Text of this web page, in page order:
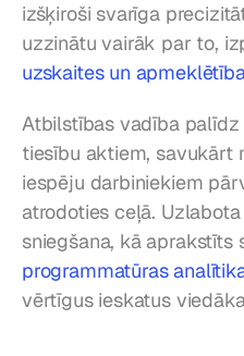
izšķiroši svarīga
uzzinātu vairāk par to,
uzskaites un
Atbilstības vadība
tiesību aktiem, savukārt
iespēju darbiniekiem
atrodoties ceļā.
sniegšana, kā aprakstīts
programmatūras
vērtīgus ieskatus